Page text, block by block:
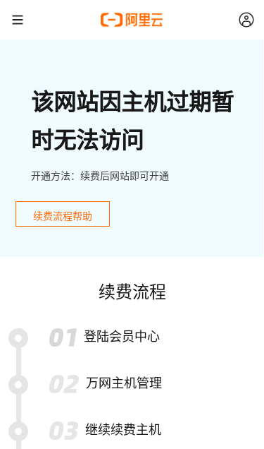
该网站因主机过期暂
时无法访问
开通方法：续费后网站即可开通
续费流程帮助
续费流程
登陆会员中心
万网主机管理
继续续费主机